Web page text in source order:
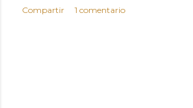
Compartir 1 comentario